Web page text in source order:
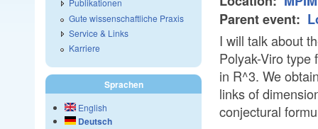
Parent event:
I will talk about
Polyak-Viro type
in R^3. We
links of
conjectural
Publikationen
Gute wissenschaftliche Praxis
Service & Links
Karriere
Sprachen
English
Deutsch